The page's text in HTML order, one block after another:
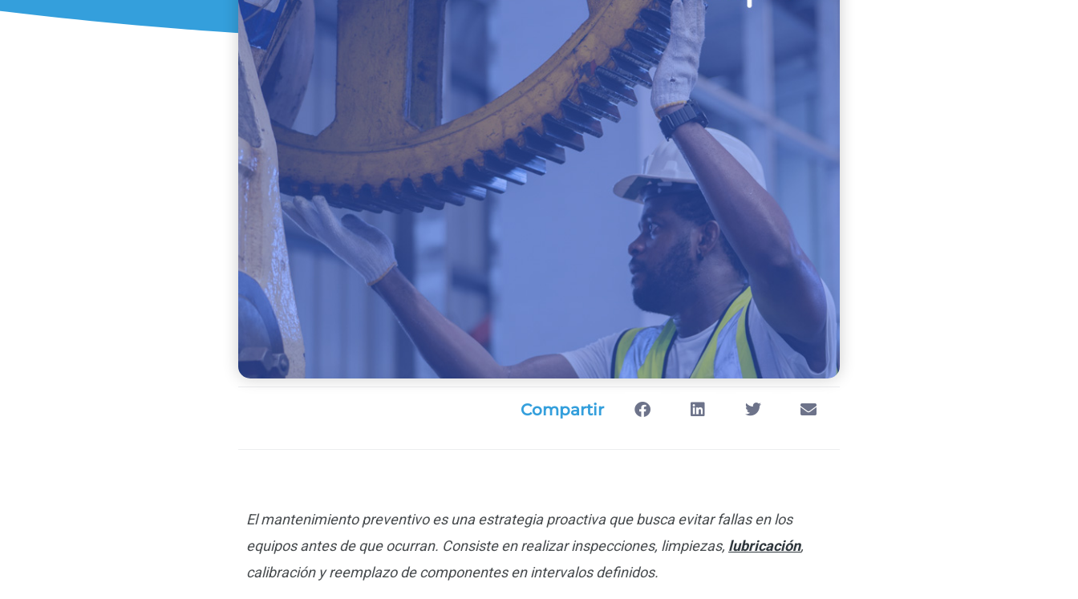
Compartir
El mantenimiento preventivo es una estrategia proactiva que busca evitar fallas en los
equipos antes de que ocurran. Consiste en realizar inspecciones, limpiezas, lubricación,
calibración y reemplazo de componentes en intervalos definidos.